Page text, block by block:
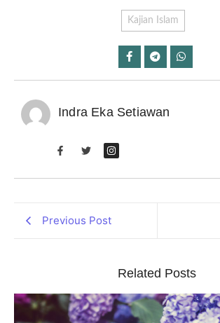
Kajian Islam
Indra Eka Setiawan
Previous Post
Related Posts